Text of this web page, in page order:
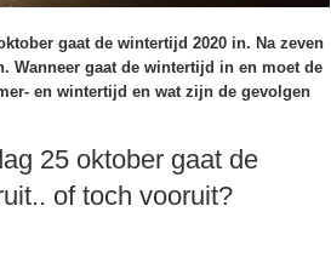
gaat de wintertijd 2020 in. Na zeven
Wanneer gaat de wintertijd in en moet de
en wintertijd en wat zijn de gevolgen
25 oktober gaat de
of toch vooruit?